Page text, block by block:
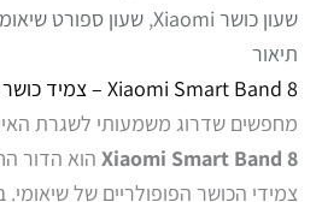
שעון כושר Xiaomi
, שעון ספורט
תיאור
Xiaomi Smart Band 8 – צמיד כושר חכם מתקדם
מחפשים שדרוג משמעותי לשגרת
Xiaomi Smart Band 8 הוא הדור
צמידי הכושר הפופולריים של